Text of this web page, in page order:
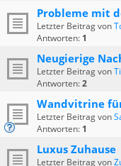
Probleme mit
Letzter Beitrag von
Antworten: 1
Neugierige
Letzter Beitrag von
Antworten:2
Wandvitrine
Letzter Beitrag von
Antworten: 1
Luxus Zuhause
Letzter Beitrag von